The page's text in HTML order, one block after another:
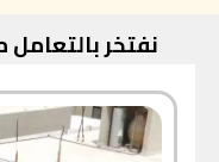
نفتخر